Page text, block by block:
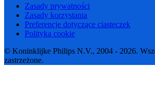
Zasady prywatności
Zasady korzystania
Preferencje dotyczące ciasteczek
Polityka cookie
© Koninklijke Philips N.V., 2004 - 2026.
zastrzeżone.